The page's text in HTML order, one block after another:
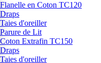
Flanelle en Coton TC120
Draps
Taies d'oreiller
Parure de Lit
Coton Extrafin TC150
Draps
Taies d'oreiller